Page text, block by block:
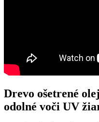
Drevo ošetrené
odolné voči UV